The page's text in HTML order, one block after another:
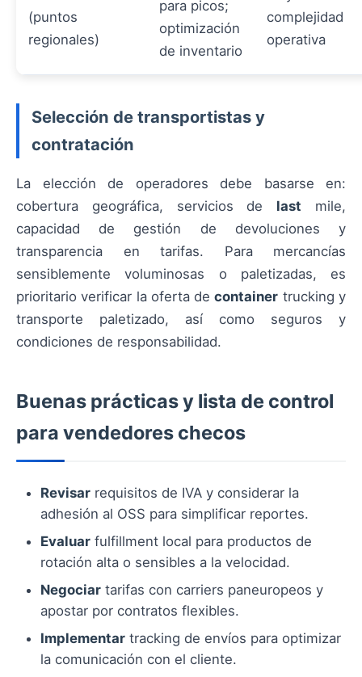
(puntos
regionales)
para picos;
optimización
de inventario
complejidad
operativa
Selección de transportistas y
contratación
La elección de operadores debe basarse en:
cobertura geográfica, servicios de last mile,
capacidad de gestión de devoluciones y
transparencia en tarifas. Para mercancías
sensiblemente voluminosas o paletizadas, es
prioritario verificar la oferta decontainer trucking y
transporte paletizado, así como seguros y
condiciones de responsabilidad.
Buenas prácticas y lista de control
para vendedores checos
Revisar requisitos de IVA y considerar la
adhesión al OSS para simplificar reportes.
Evaluar fulfillment local para productos de
rotación alta o sensibles a la velocidad.
Negociar tarifas con carriers paneuropeos y
apostar por contratos flexibles.
Implementar tracking de envíos para optimizar
la comunicación con el cliente.